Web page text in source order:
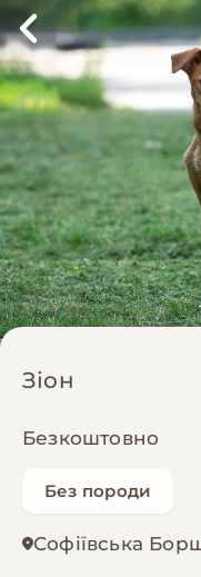
Зіон
Безкоштовно
Без породи
Софіївська